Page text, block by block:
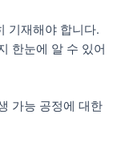
기재해야 합니다.
한눈에 알 수 있어
가능 공정에 대한